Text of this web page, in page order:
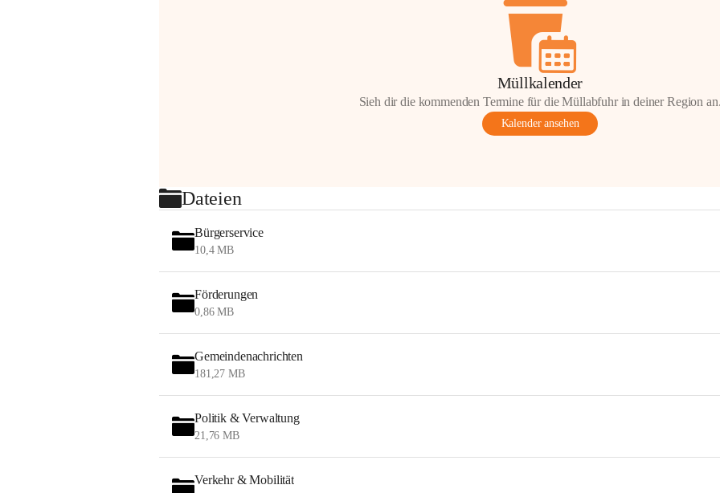
Müllkalender
Sieh dir die kommenden Termine für die Müllabfuhr in deiner Region
Kalender ansehen
Dateien
Bürgerservice
10,4 MB
Förderungen
0,86 MB
Gemeindenachrichten
181,27 MB
Politik & Verwaltung
21,76 MB
Verkehr & Mobilität